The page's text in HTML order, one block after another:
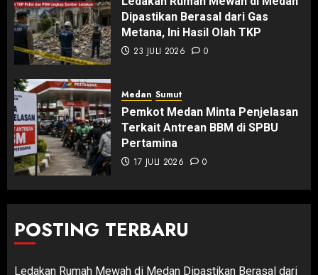
Dipastikan Berasal dari Gas
Metana, Ini Hasil Olah TKP
23 JULI 2026 0
Medan Sumut
Pemkot Medan Minta Penjelasan
Terkait Antrean BBM di SPBU
Pertamina
17 JULI 2026 0
POSTING TERBARU
Ledakan Rumah Mewah di Medan Dipastikan Berasal dari